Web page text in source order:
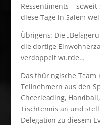
Ressentiments –
diese Tage in Salem
Übrigens: Die
die dortige
verdoppelt wurde…
Das thüringische Team
Teilnehmern aus den
Cheerleading,
Tischtennis an und
Delegation zu diesem